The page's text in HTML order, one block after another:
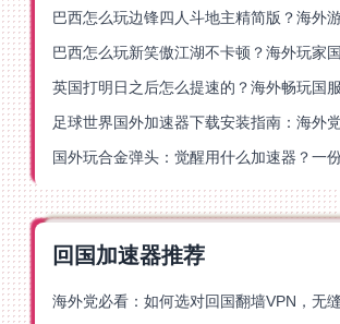
英国打明日之后怎么提速的？海外畅玩国
回国加速器推荐